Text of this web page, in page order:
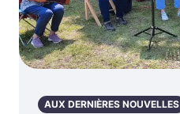
AUX DERNIÈRES NOUVELLES